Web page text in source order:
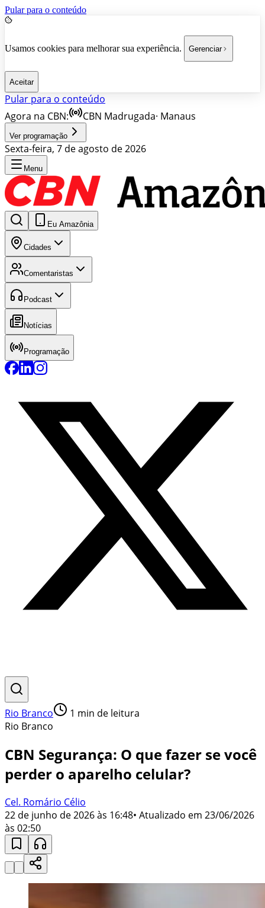
Pular para o conteúdo
Usamos cookies para melhorar sua experiência. Gerenciar
Aceitar
Pular para o conteúdo
Agora na CBN:
CBN Madrugada· Manaus
Ver programação
Sexta-feira, 7 de agosto de 2026
Menu
Eu Amazônia
Cidades
Comentaristas
Podcast
Notícias
Programação
Rio Branco 1 min de leitura
Rio Branco
CBN Segurança: O que fazer se você
perder o aparelho celular?
Cel. Romário Célio
22 de junho de 2026 às 16:48• Atualizado em 23/06/2026
às 02:50